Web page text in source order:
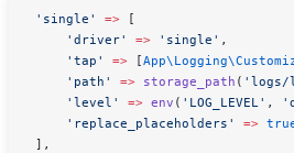
'single' => [
    'driver'
=> 'single' ,
    'tap'
=> [App\Logging\
    'path'
=> storage_path ( 'logs/
    'level'
=> env ( 'LOG_LEVEL' ,
    'replace_placeholders'
=>
],